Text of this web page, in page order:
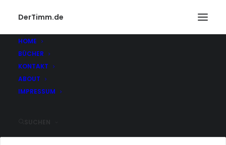
DerTimm.de
HOME
BÜCHER
KONTAKT
ABOUT
IMPRESSUM